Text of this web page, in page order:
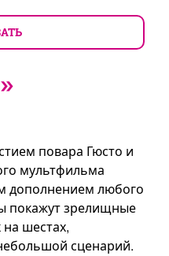
повара Гюсто и
мультфильма
дополнением любого
покажут зрелищные
шестах,
сценарий.